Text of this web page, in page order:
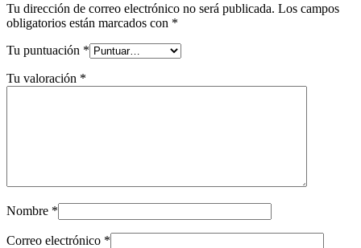
Tu dirección de correo electrónico no será publicada. Los campos
obligatorios están marcados con *
Tu puntuación *
Tu valoración *
Nombre *
Correo electrónico *